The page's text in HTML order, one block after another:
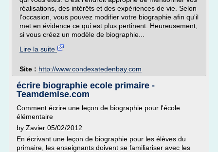
réalisations, des intérêts et des expériences de vie. Selon
l'occasion, vous pouvez modifier votre biographie afin qu'il
met en évidence ce qui est plus pertinent. Heureusement,
si vous créez un modèle de biographie...
Lire la suite
Site : http://www.condexatedenbay.com
écrire biographie ecole primaire -
Teamdemise.com
Comment écrire une leçon de biographie pour l'école
élémentaire
by Zavier 05/02/2012
En écrivant une leçon de biographie pour les élèves du
primaire, les enseignants doivent se familiariser avec les